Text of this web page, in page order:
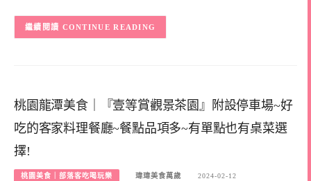
CONTINUE READING
桃園龍潭美食｜『壹等賞觀景茶園』附設停車場~好
吃的客家料理餐廳~餐點品項多~有單點也有桌菜選
擇!
桃園美食｜部落客吃喝玩樂 瑋瑋美食萬歲 2024-02-12